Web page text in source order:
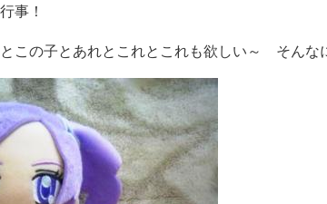
事！
この子とあれとこれとこれも欲しい～ そんな